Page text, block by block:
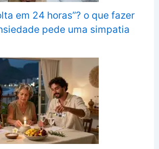
em 24 horas”? o que fazer
pede uma simpatia